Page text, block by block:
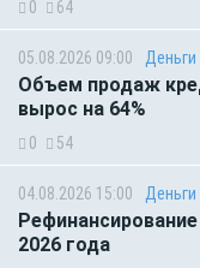
0 64
05.08.2026 09:00 Деньги
Объем продаж
вырос на 64%
0 54
04.08.2026 15:00 Деньги
2026 года